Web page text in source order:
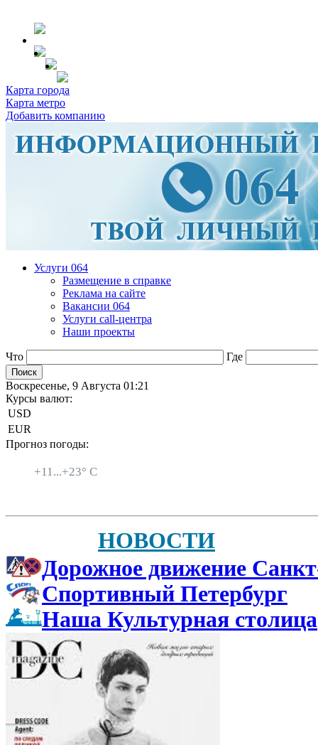
Карта города
Карта метро
Добавить компанию
Услуги 064
Размещение в справке
Реклама на сайте
Вакансии 064
Услуги call-центра
Наши проекты
Что Где
Воскресенье, 9 Августа 01:21
Курсы валют:
USD
EUR
Прогноз погоды:
+11...+23° C
НОВОСТИ
Дорожное движение
Спортивный Петербург
Наша Культурная столица